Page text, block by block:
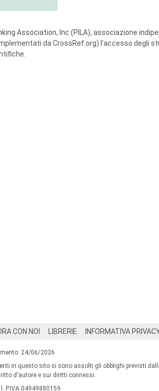
Association, Inc (PILA), associazione
da CrossRef.org) l’accesso degli
CON NOI LIBRERIE INFORMATIVA
24/06/2026
in questo sito si sono assolti gli obblighi previsti
d'autore e sui diritti connessi.
P.IVA 04949880159